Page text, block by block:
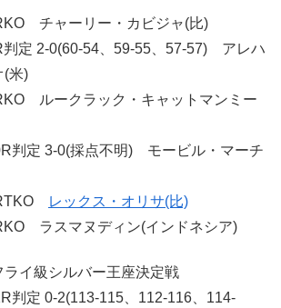
チャーリー・カビジャ(比)
定 2-0(60-54、59-55、57-57) アレハ
(米)
ルークラック・キャットマンミー
判定 3-0(採点不明) モービル・マーチ
レックス・オリサ(比)
ラスマヌディン(インドネシア)
イ級シルバー王座決定戦
定 0-2(113-115、112-116、114-